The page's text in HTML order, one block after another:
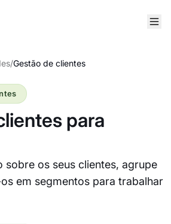
/Gestão de clientes
para
sobre os seus clientes, agrupe
em segmentos para trabalhar